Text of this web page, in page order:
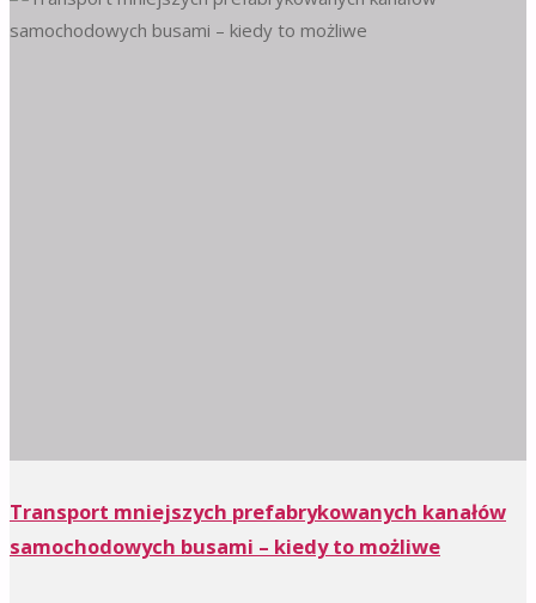
Transport mniejszych prefabrykowanych kanałów
samochodowych busami – kiedy to możliwe